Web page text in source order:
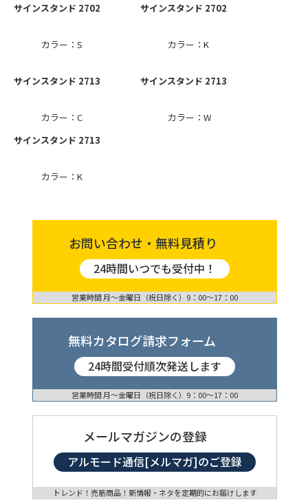
サインスタンド 2702
カラー：S
サインスタンド 2702
カラー：K
サインスタンド 2713
カラー：C
サインスタンド 2713
カラー：W
サインスタンド 2713
カラー：K
お問い合わせ・無料見積り
24時間いつでも受付中！
営業時間 月〜金曜日（祝日除く）9：00〜17：00
無料カタログ請求フォーム
24時間受付順次発送します
営業時間 月〜金曜日（祝日除く）9：00〜17：00
メールマガジンの登録
アルモード通信[メルマガ]のご登録
トレンド！売筋商品！新情報・ネタを定期的にお届けします